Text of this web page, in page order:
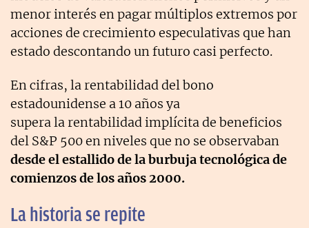
menor interés en pagar múltiplos extremos por
acciones de crecimiento especulativas que han
estado descontando un futuro casi perfecto.
En cifras, la rentabilidad del bono
estadounidense a 10 años ya
supera la rentabilidad implícita de beneficios
del S&P 500en niveles que no se observaban
desde el estallido de la burbuja tecnológica de
comienzos de los años 2000.
La historia se repite